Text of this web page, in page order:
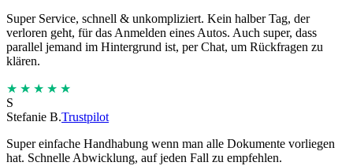
Super Service, schnell & unkompliziert. Kein halber Tag, der
verloren geht, für das Anmelden eines Autos. Auch super, dass
parallel jemand im Hintergrund ist, per Chat, um Rückfragen zu
klären.
★★★★★
S
Stefanie B.Trustpilot
Super einfache Handhabung wenn man alle Dokumente vorliegen
hat. Schnelle Abwicklung, auf jeden Fall zu empfehlen.